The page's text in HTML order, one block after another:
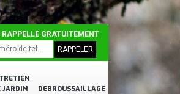
JARDIN
DEBROUSSAILLAGE
RAPPELLE GRATUITEMENT